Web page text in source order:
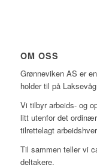
OM OSS
Grønneviken AS er
holder til på
Vi tilbyr arbeids- og
litt utenfor det
tilrettelagt
Til sammen teller vi
deltakere.